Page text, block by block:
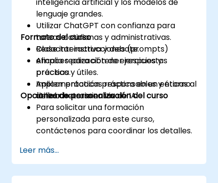
lenguaje grandes.
Utilizar ChatGPT con confianza para
tareas cotidianas y administrativas.
Redactar instrucciones (prompts)
eficaces para obtener respuestas
precisas y útiles.
Aplicar prácticas responsables y éticas al
utilizar herramientas de IA.
Formato del curso
Clase interactiva y debate.
Amplia realización de ejercicios y
práctica.
Implementación práctica en un entorno
de laboratorio en vivo.
Opciones de personalización del curso
Para solicitar una formación
personalizada para este curso,
contáctenos para coordinar los detalles.
Leer más...